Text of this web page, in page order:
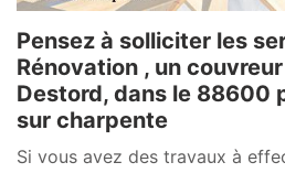
Pensez à solliciter les
Rénovation , un
Destord, dans le 88600
sur charpente
Si vous avez des travaux à